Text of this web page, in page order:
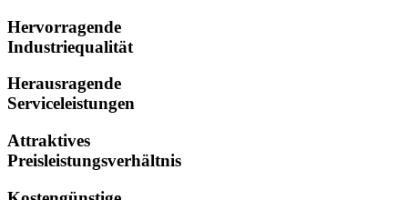
Hervorragende
Industriequalität
Herausragende
Serviceleistungen
Attraktives
Preisleistungsverhältnis